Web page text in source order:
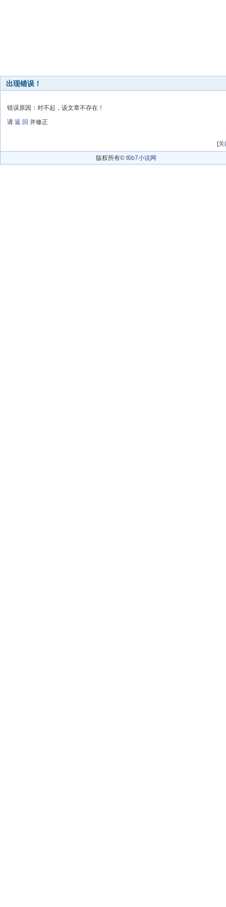
出现错误！
错误原因：对不起，该文章不存在！
请 返 回 并修正
[关
版权所有© t6b7小说网